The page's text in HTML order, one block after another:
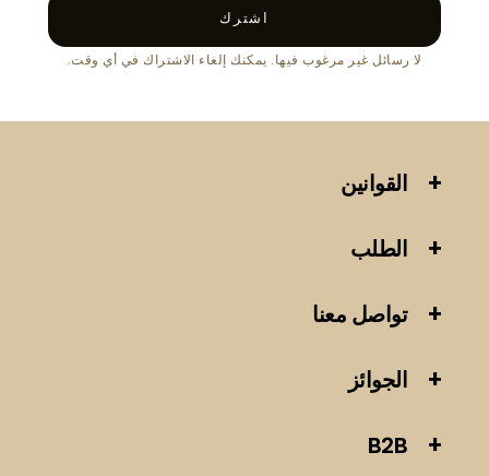
اشترك
لا رسائل غير مرغوب فيها. يمكنك إلغاء الاشتراك في أي وقت.
القوانين
الطلب
تواصل معنا
الجوائز
B2B